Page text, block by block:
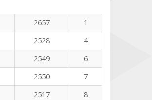
2657
1
2528
4
2549
6
2550
7
2517
8